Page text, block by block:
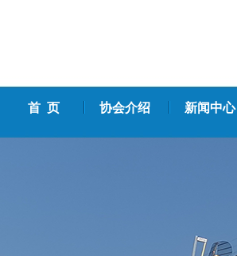
首 页 协会介绍 新闻中心